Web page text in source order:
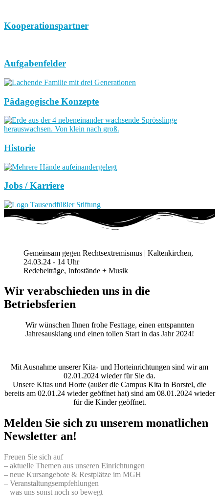
Kooperationspartner
Aufgabenfelder
Pädagogische Konzepte
Historie
Jobs / Karriere
Gemeinsam gegen Rechtsextremismus | Kaltenkirchen,
24.03.24 - 14 Uhr
Redebeiträge, Infostände + Musik
Wir verabschieden uns in die
Betriebsferien
Wir wünschen Ihnen frohe Festtage, einen entspannten
Jahresausklang und einen tollen Start in das Jahr 2024!
Mit Ausnahme unserer Kita- und Horteinrichtungen sind wir am
02.01.2024 wieder für Sie da.
Unsere Kitas und Horte (außer die Campus Kita in Borstel, die
bereits am 02.01.24 wieder geöffnet hat) sind am 08.01.2024 wieder
für die Kinder geöffnet.
Melden Sie sich zu unserem monatlichen
Newsletter an!
Freuen Sie sich auf
– aktuelle Themen aus unseren Einrichtungen
– neue Kursangebote & Restplätze im MGH
– Veranstaltungsempfehlungen
– was uns sonst noch so bewegt